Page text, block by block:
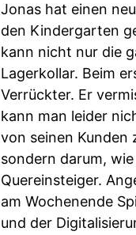
Jonas hat einen
den Kindergarten
kann nicht nur die
Lagerkollar. Beim
Verrückter. Er
kann man leider
von seinen Kunden
sondern darum,
Quereinsteiger.
am Wochenende
und der